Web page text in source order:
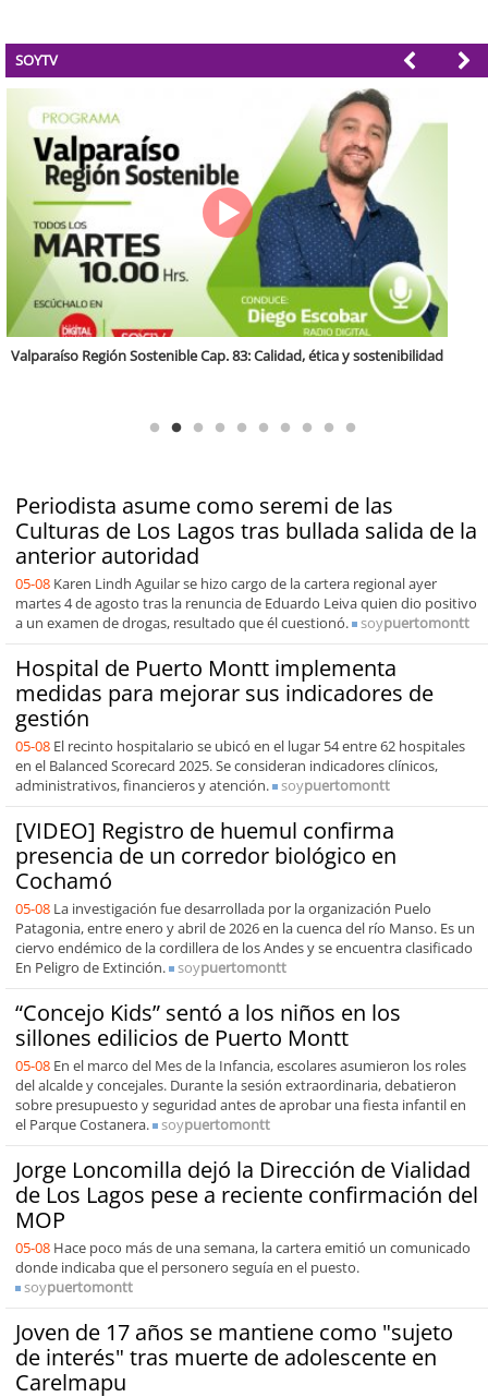
SOYTV
Periodista asume como seremi de las
Culturas de Los Lagos tras bullada salida de la
anterior autoridad
05-08 Karen Lindh Aguilar se hizo cargo de la cartera regional ayer
martes 4 de agosto tras la renuncia de Eduardo Leiva quien dio positivo
a un examen de drogas, resultado que él cuestionó.
soypuertomontt
Hospital de Puerto Montt implementa
medidas para mejorar sus indicadores de
gestión
05-08 El recinto hospitalario se ubicó en el lugar 54 entre 62 hospitales
en el Balanced Scorecard 2025. Se consideran indicadores clínicos,
administrativos, financieros y atención.
soypuertomontt
[VIDEO] Registro de huemul confirma
presencia de un corredor biológico en
Cochamó
05-08 La investigación fue desarrollada por la organización Puelo
Patagonia, entre enero y abril de 2026 en la cuenca del río Manso. Es un
ciervo endémico de la cordillera de los Andes y se encuentra clasificado
En Peligro de Extinción.
soypuertomontt
“Concejo Kids” sentó a los niños en los
sillones edilicios de Puerto Montt
05-08 En el marco del Mes de la Infancia, escolares asumieron los roles
del alcalde y concejales. Durante la sesión extraordinaria, debatieron
sobre presupuesto y seguridad antes de aprobar una fiesta infantil en
el Parque Costanera.
soypuertomontt
Jorge Loncomilla dejó la Dirección de Vialidad
de Los Lagos pese a reciente confirmación del
MOP
05-08 Hace poco más de una semana, la cartera emitió un comunicado
donde indicaba que el personero seguía en el puesto.
soypuertomontt
Joven de 17 años se mantiene como "sujeto
de interés" tras muerte de adolescente en
Carelmapu